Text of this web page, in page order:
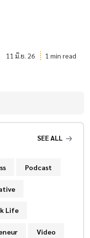
11 มิ.ย. 26 1 min read
SEE ALL
Podcast
Life
Video